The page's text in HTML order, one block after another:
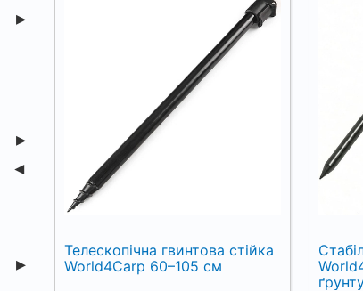
Телескопічна гвинтова стійка
World4Carp 60–105 см